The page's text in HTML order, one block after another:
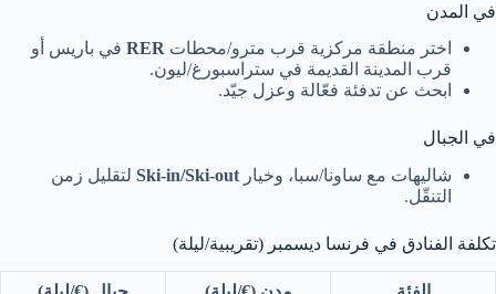
في المدن
اختر منطقة مركزية قرب مترو/محطات RER في باريس أو
قرب المدينة القديمة في ستراسبورغ/ليون.
ابحث عن تدفئة فعّالة وعزل جيّد.
في الجبال
شاليهات مع ساونا/سبا، وخيار Ski-in/Ski-out لتقليل زمن
التنقّل.
تكلفة الفنادق في فرنسا ديسمبر (تقريبية/ليلة)